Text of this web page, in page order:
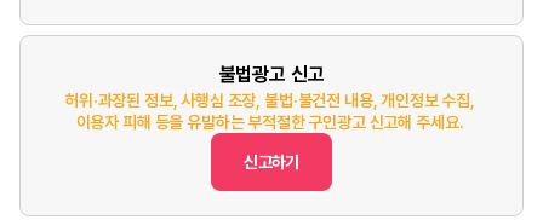
불법광고 신고
허위·과장된 정보, 사행심 조장, 불법·불건전 내용, 개인정보 수집,
이용자 피해 등을 유발하는 부적절한 구인광고 신고해 주세요.
신고하기